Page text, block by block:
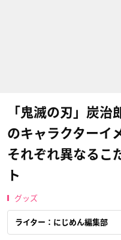
「鬼滅の刃」炭治
のキャラクターイ
それぞれ異なるこ
ト
グッズ
ライター：にじめん編集部